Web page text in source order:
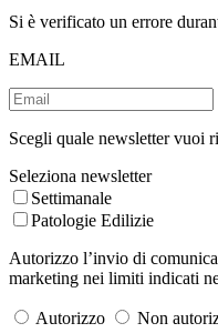
Si è verificato un errore
EMAIL
Scegli quale newsletter vuoi
Seleziona newsletter
Settimanale
Patologie Edilizie
Autorizzo l’invio di
marketing nei limiti indicati
Autorizzo
Non